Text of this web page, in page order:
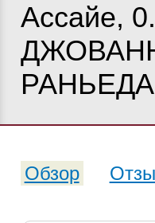
Ассайе,
РАНЬЕДА,
Обзор